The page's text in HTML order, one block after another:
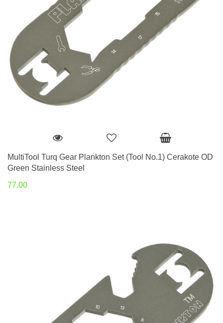
MultiTool Turq Gear Plankton Set (Tool No.1) Cerakote OD
Green Stainless Steel
77.00